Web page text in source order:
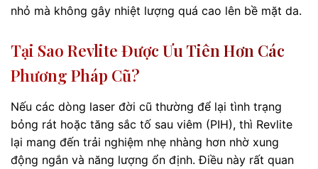
nhỏ mà không gây nhiệt lượng quá cao lên bề mặt da.
Tại Sao Revlite Được Ưu Tiên Hơn Các
Phương Pháp Cũ?
Nếu các dòng laser đời cũ thường để lại tình trạng
bỏng rát hoặc tăng sắc tố sau viêm (PIH), thì Revlite
lại mang đến trải nghiệm nhẹ nhàng hơn nhờ xung
động ngắn và năng lượng ổn định. Điều này rất quan